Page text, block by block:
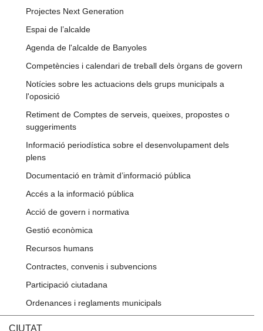
Projectes Next Generation
Espai de l’alcalde
Agenda de l'alcalde de Banyoles
Competències i calendari de treball dels òrgans de govern
Notícies sobre les actuacions dels grups municipals a
l'oposició
Retiment de Comptes de serveis, queixes, propostes o
suggeriments
Informació periodística sobre el desenvolupament dels
plens
Documentació en tràmit d’informació pública
Accés a la informació pública
Acció de govern i normativa
Gestió econòmica
Recursos humans
Contractes, convenis i subvencions
Participació ciutadana
Ordenances i reglaments municipals
CIUTAT